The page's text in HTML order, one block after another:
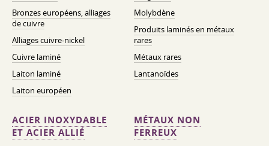
Bronzes européens, alliages
de cuivre
Alliages cuivre-nickel
Cuivre laminé
Laiton laminé
Laiton européen
Molybdène
Produits laminés en métaux
rares
Métaux rares
Lantanoïdes
ACIER INOXYDABLE
ET ACIER ALLIÉ
MÉTAUX NON
FERREUX